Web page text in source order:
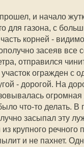
и начало
для газона, с
корней -
засеяв все
отправился
огражден с
- дорогой. На
огромная
что-то делать.
засыпал эту
крупного речного
и не пахнет.